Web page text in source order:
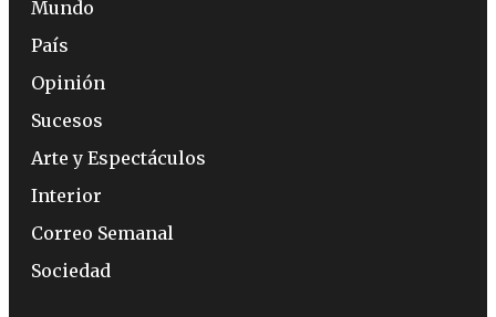
Mundo
País
Opinión
Sucesos
Arte y Espectáculos
Interior
Correo Semanal
Sociedad